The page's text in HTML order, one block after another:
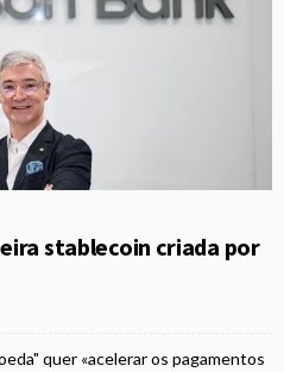
stablecoin criada por
quer «acelerar os pagamentos